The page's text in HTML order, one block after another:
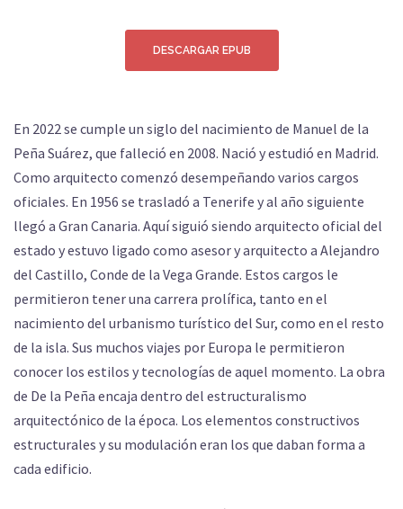
DESCARGAR EPUB
En 2022 se cumple un siglo del nacimiento de Manuel de la
Peña Suárez, que falleció en 2008. Nació y estudió en Madrid.
Como arquitecto comenzó desempeñando varios cargos
oficiales. En 1956 se trasladó a Tenerife y al año siguiente
llegó a Gran Canaria. Aquí siguió siendo arquitecto oficial del
estado y estuvo ligado como asesor y arquitecto a Alejandro
del Castillo, Conde de la Vega Grande. Estos cargos le
permitieron tener una carrera prolífica, tanto en el
nacimiento del urbanismo turístico del Sur, como en el resto
de la isla. Sus muchos viajes por Europa le permitieron
conocer los estilos y tecnologías de aquel momento. La obra
de De la Peña encaja dentro del estructuralismo
arquitectónico de la época. Los elementos constructivos
estructurales y su modulación eran los que daban forma a
cada edificio.